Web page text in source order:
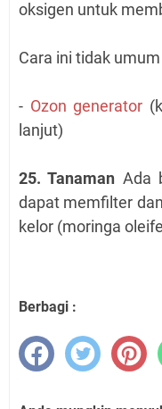
oksigen untuk
Cara ini tidak
- Ozon generator
lanjut)
25. Tanaman Ada
dapat memfilter
kelor (moringa
Berbagi :